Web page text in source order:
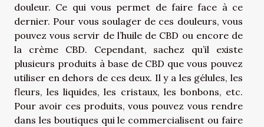
douleur. Ce qui vous permet de faire face à ce
dernier. Pour vous soulager de ces douleurs, vous
pouvez vous servir de l’huile de CBD ou encore de
la crème CBD. Cependant, sachez qu’il existe
plusieurs produits à base de CBD que vous pouvez
utiliser en dehors de ces deux. Il y a les gélules, les
fleurs, les liquides, les cristaux, les bonbons, etc.
Pour avoir ces produits, vous pouvez vous rendre
dans les boutiques qui le commercialisent ou faire